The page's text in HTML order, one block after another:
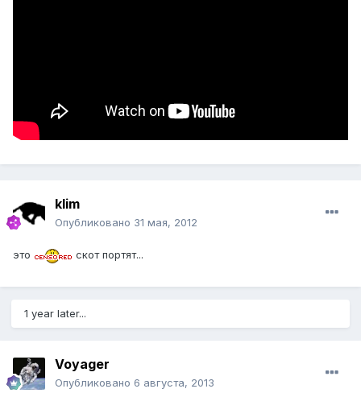
klim
Опубликовано 31 мая, 2012
это скот портят...
1 year later...
Voyager
Опубликовано 6 августа, 2013